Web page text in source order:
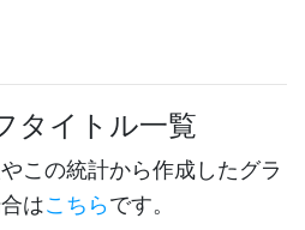
タイトル一覧
この統計から作成したグラ
はこちらです。